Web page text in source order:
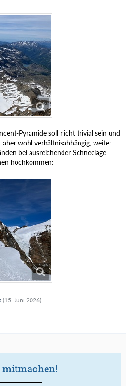
Pyramide soll nicht trivial sein und
wohl verhältnisabhängig, weiter
bei ausreichender Schneelage
hochkommen:
(15. Juni 2026)